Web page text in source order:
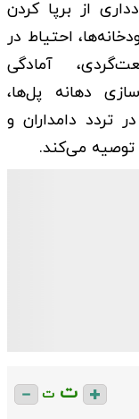
از برپا کردن
احتیاط در
آمادگی
دهانه پل‌ها،
تردد دامداران و
توصیه می‌کند.
ت ت